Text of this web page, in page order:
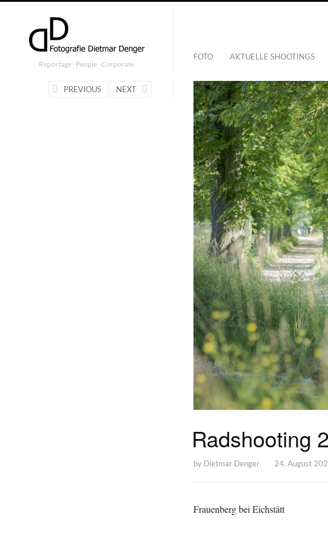
Reportage ∙ People ∙ Corporate
FOTO AKTUELLE SHOOTINGS
Radshooting
by Dietmar Denger 24. August
Frauenberg bei Eichstätt
PREVIOUS NEXT